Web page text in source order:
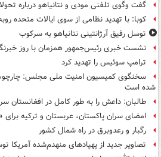
گفت وگوی تلفنی مودی و نتانیاهو درباره
کوبا: با تهدید نظامی از سوی ایالات متحده
توسل رفیق آرژانتینی نتانیاهو به سرکوب
نشست خبری رئیس‌جمهور همزمان با روز
ترامپ سوئیس را تهدید کرد
سخنگوی کمیسیون امنیت ملی مجلس:
شده است
طالبان: داعش را به طور کامل در افغانستان
امضای سران پاکستان، عربستان و ترکیه
رگبار و رعدوبرق در راه شمال کشور
تصاویر جدید از پهپادهای منهدم‌شده آمریکا